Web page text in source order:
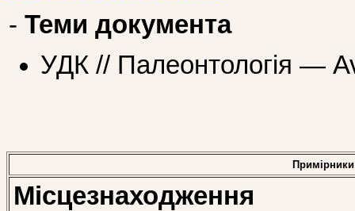
- Теми документа
УДК // Палеонтологія —
Примірники
Місцезнаходження